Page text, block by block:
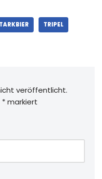
TRIPEL
veröffentlicht.
*markiert